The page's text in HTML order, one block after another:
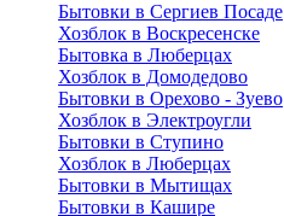
Бытовки в Сергиев Посаде
Хозблок в Воскресенске
Бытовка в Люберцах
Хозблок в Домодедово
Бытовки в Орехово - Зуево
Хозблок в Электроугли
Бытовки в Ступино
Хозблок в Люберцах
Бытовки в Мытищах
Бытовки в Кашире